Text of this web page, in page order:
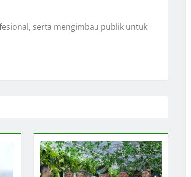
serta mengimbau publik untuk